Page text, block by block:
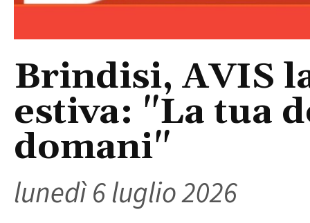
Brindisi, AVIS
estiva: "La tua
domani"
lunedì 6 luglio 2026